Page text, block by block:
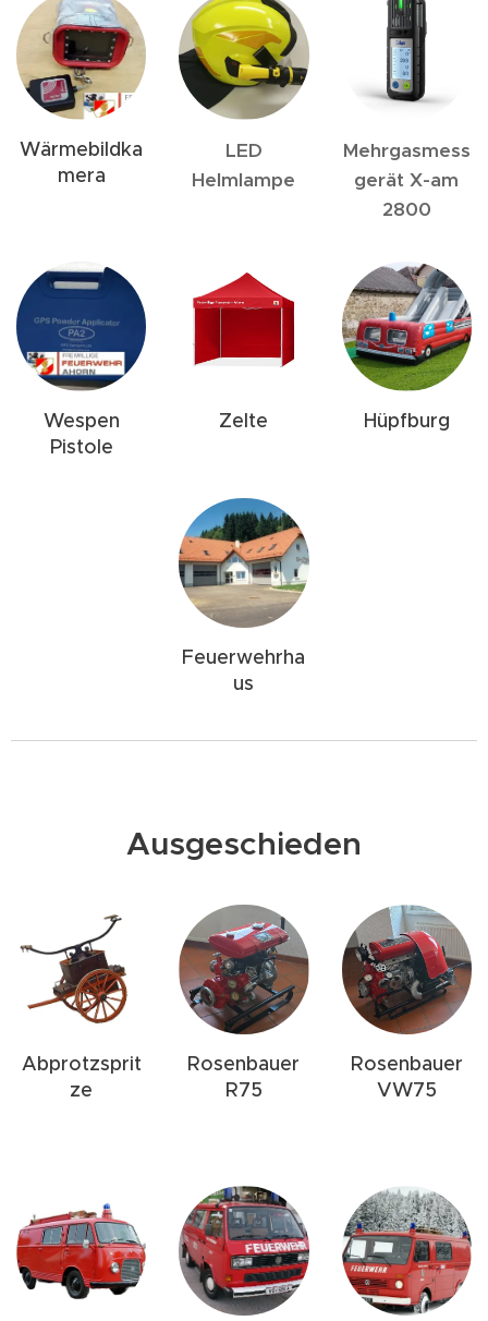
Wärmebildka
mera
LED
Helmlampe
Mehrgasmess
gerät X-am
2800
Wespen
Pistole
Zelte Hüpfburg
Feuerwehrha
us
Ausgeschieden
Abprotzsprit
ze
Rosenbauer
R75
Rosenbauer
VW75